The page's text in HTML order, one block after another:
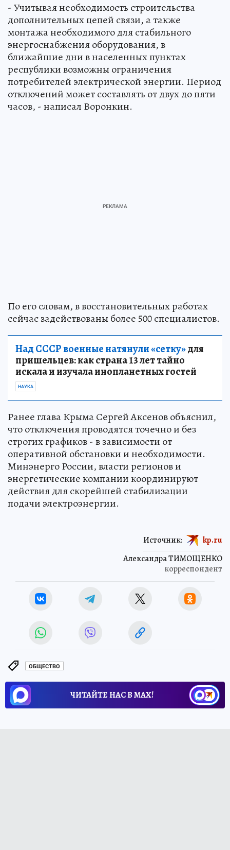
- Учитывая необходимость строительства
дополнительных цепей связи, а также
монтажа необходимого для стабильного
энергоснабжения оборудования, в
ближайшие дни в населенных пунктах
республики возможны ограничения
потребителей электрической энергии. Период
отключений может составлять от двух до пяти
часов, - написал Воронкин.
По его словам, в восстановительных работах
сейчас задействованы более 500 специалистов.
Над СССР военные натянули «сетку»для
пришельцев: как страна 13 лет тайно
искала и изучала инопланетных гостей
НАУКА
Ранее глава Крыма Сергей Аксенов объяснил,
что отключения проводятся точечно и без
строгих графиков - в зависимости от
оперативной обстановки и необходимости.
Минэнерго России, власти регионов и
энергетические компании координируют
действия для скорейшей стабилизации
подачи электроэнергии.
Александра ТИМОЩЕНКО
корреспондент
Источник: kp.ru
ОБЩЕСТВО
ЧИТАЙТЕ НАС В МАХ!